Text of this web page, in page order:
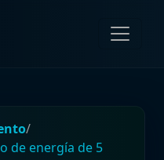
/
de energía de 5